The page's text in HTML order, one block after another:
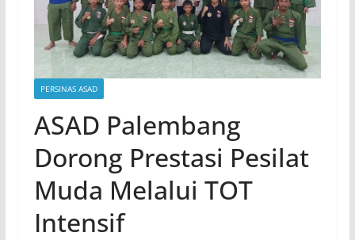
PERSINAS ASAD
ASAD Palembang
Dorong Prestasi Pesilat
Muda Melalui TOT
Intensif